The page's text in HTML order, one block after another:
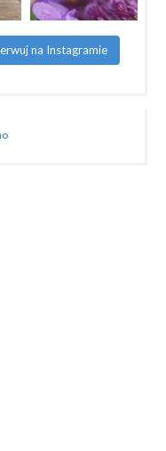
na Instagramie